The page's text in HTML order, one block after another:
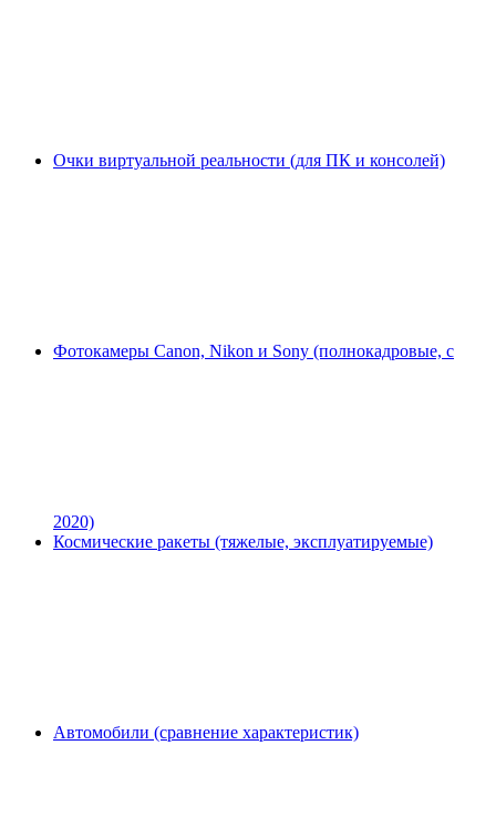
Очки виртуальной реальности (для ПК и консолей)
Фотокамеры Canon, Nikon и Sony (полнокадровые, с
2020)
Космические ракеты (тяжелые, эксплуатируемые)
Автомобили (сравнение характеристик)